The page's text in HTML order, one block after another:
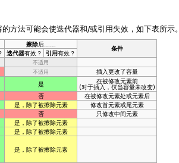
方法可能会使迭代器和/或引用失效，如下表所示。
擦除后……
条件
迭代器有效？ 引用有效？
不适用
不适用
插入更改了容量
是
在被修改元素前
(对于插入，仅当容量未改变)
否
在被修改元素处或元素后
是，除了被擦除元素
修改首元素或尾元素
否
只修改中间元素
是，除了被擦除元素
是，除了被擦除元素
是，除了被擦除元素